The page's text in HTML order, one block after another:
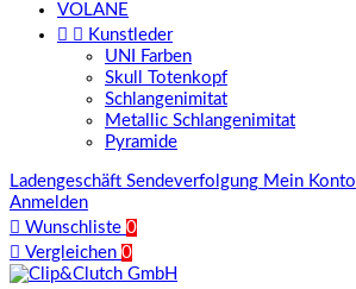
VOLANE
  Kunstleder
UNI Farben
Skull Totenkopf
Schlangenimitat
Metallic Schlangenimitat
Pyramide
Ladengeschäft Sendeverfolgung Mein Konto
Anmelden
 Wunschliste 0
 Vergleichen 0